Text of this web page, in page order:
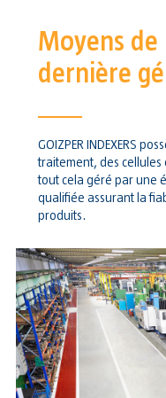
Moyens
dernière
GOIZPER INDEXERS
traitement, des cellules
tout cela géré par une
qualifiée assurant la
produits.